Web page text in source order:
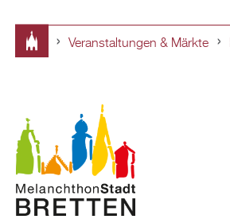
hier
Veranstaltungen & Märkte